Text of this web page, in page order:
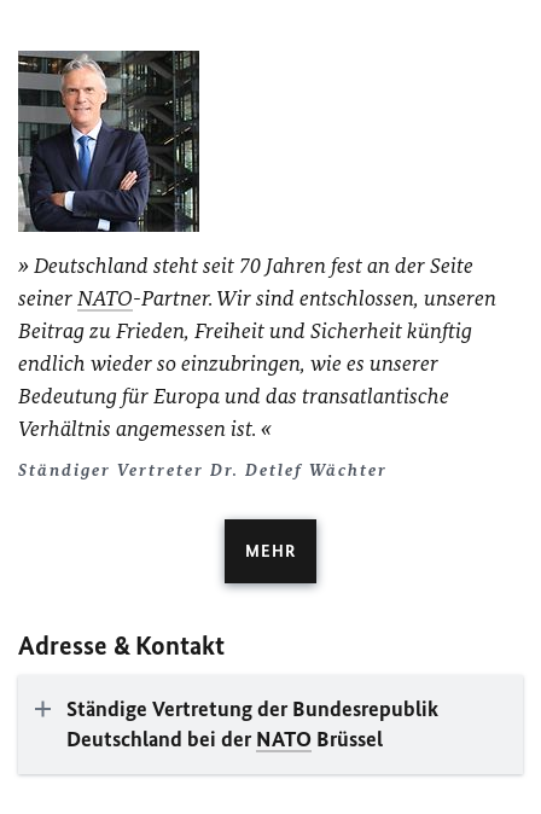
Deutschland steht seit 70 Jahren fest an der Seite
seinerNATO-Partner. Wir sind entschlossen, unseren
Beitrag zu Frieden, Freiheit und Sicherheit künftig
endlich wieder so einzubringen, wie es unserer
Bedeutung für Europa und das transatlantische
Verhältnis angemessen ist.
Ständiger Vertreter Dr. Detlef Wächter
MEHR
Adresse & Kontakt
Ständige Vertretung der Bundesrepublik
Deutschland bei derNATO Brüssel